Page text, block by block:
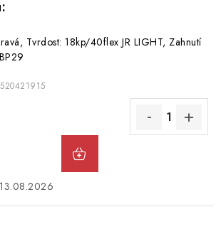
14:00–18:00)
Tvrdost: 18kp/40flex JR LIGHT, Zahnutí
13.08.2026